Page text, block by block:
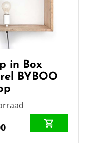
in Box
BYBOO